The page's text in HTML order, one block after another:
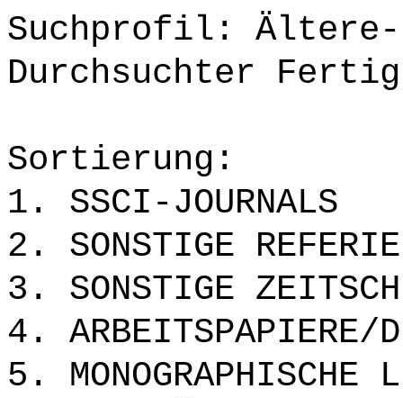
Suchprofil: Ältere-
Durchsuchter
Sortierung:
1. SSCI-JOURNALS
2. SONSTIGE
3. SONSTIGE
4. ARBEITSPAPIERE/
5. MONOGRAPHISCHE